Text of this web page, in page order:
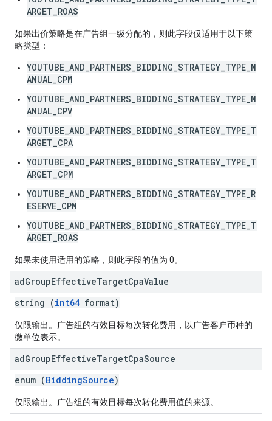
ARGET_ROAS
如果出价策略是在广告组一级分配的，则此字段仅适用于以下策
略类型：
YOUTUBE_AND_PARTNERS_BIDDING_STRATEGY_TYPE_M
ANUAL_CPM
YOUTUBE_AND_PARTNERS_BIDDING_STRATEGY_TYPE_M
ANUAL_CPV
YOUTUBE_AND_PARTNERS_BIDDING_STRATEGY_TYPE_T
ARGET_CPA
YOUTUBE_AND_PARTNERS_BIDDING_STRATEGY_TYPE_T
ARGET_CPM
YOUTUBE_AND_PARTNERS_BIDDING_STRATEGY_TYPE_R
ESERVE_CPM
YOUTUBE_AND_PARTNERS_BIDDING_STRATEGY_TYPE_T
ARGET_ROAS
如果未使用适用的策略，则此字段的值为 0。
adGroupEffectiveTargetCpaValue
string (int64 format)
仅限输出。广告组的有效目标每次转化费用，以广告客户币种的
微单位表示。
adGroupEffectiveTargetCpaSource
enum (BiddingSource)
仅限输出。广告组的有效目标每次转化费用值的来源。